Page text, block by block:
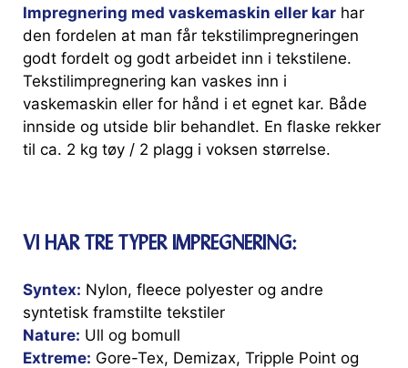
Impregnering med vaskemaskin eller kar har
den fordelen at man får tekstilimpregneringen
godt fordelt og godt arbeidet inn i tekstilene.
Tekstilimpregnering kan vaskes inn i
vaskemaskin eller for hånd i et egnet kar. Både
innside og utside blir behandlet. En flaske rekker
til ca. 2 kg tøy / 2 plagg i voksen størrelse.
VI HAR TRE TYPER IMPREGNERING:
Syntex: Nylon, fleece polyester og andre
syntetisk framstilte tekstiler
Nature: Ull og bomull
Extreme: Gore-Tex, Demizax, Tripple Point og